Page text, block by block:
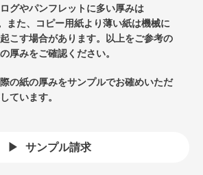
グやパンフレットに多い厚みは
また、コピー用紙より薄い紙は機械に
こす場合があります。以上をご参考の
厚みをご確認ください。
の紙の厚みをサンプルでお確めいただ
ています。
サンプル請求